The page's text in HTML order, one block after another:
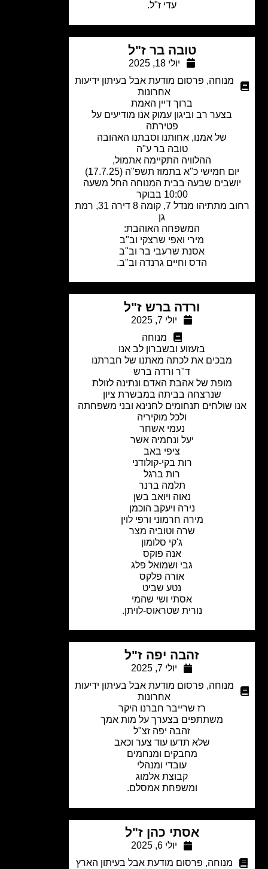
טובה בר ז"ל
מנוחה
פרסום מודעת אבל בעיתון ידיעות
אחרונות
ברוך דיין האמת
בצער רב וביגון עמוק אנו מודיעים על
פטירתה
של אמנו, אחותנו וסבתנו האהובה
טובה בר ע"ה
ההלוויה התקיימה אתמול,
חמישי כ"א בתמוז תשפ"ה (17.7.25)
שבעה בבית המנוחה החל משעה
רחוב מתתיהו מנדל 7, קומה 8 דירה 31, רמת
המשפחה האוהבת:
מירי ואפי שרצקי וב"ב
אסנת שרעבי בר וב"ב
הדס וחיים גרנדה וב"ב.
ורדה ברש ז"ל
מנוחה
בזעזוע ובשברון לב אנו
מבכים את לכתה מאתנו של חברתנו
ד"ר ורדה ברש
מופת של אהבת האדם ונתינה לזולת
שנרצחה בביתה במבשרת ציון
שולחים תנחומים לחנינא ובני משפחתה
ולכל מוקיריה
נעמי אשחר
יעל ונחמיה אשר
ציפי באב
רות בקי-קולודני
רות ברגל
תלמה ברנר
נאוה ויואב בשן
נירה ויעקב הוכמן
מירה חרמוני ורפי לוין
שרה וטוביה מצר
ג'קי סלומון
אנה פוקס
גבי ושמואל פלג
אורה פלקס
נטע שביט
אסתי ושי שהמי
נורית שטראוס-לויתן.
זהבה יפה ז"ל
מנוחה
פרסום מודעת אבל בעיתון ידיעות
אחרונות
רז שרייבר חברנו היקר
משתתפים בצערך על מות אמך
זהבה יפה זצ"ל
שלא תדעו עוד צער וכאב
מחבקים ומנחמים
עובדי ומנהלי
קבוצת אלמוג
ומשפחת אמסלם.
אסתי כהן ז"ל
מנוחה
פרסום מודעת אבל בעיתון הארץ